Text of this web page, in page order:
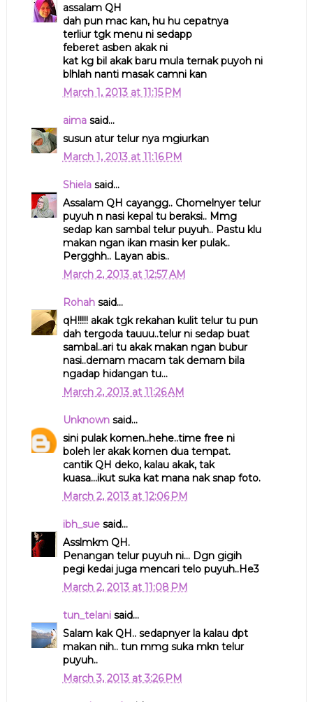
assalam QH
dah pun mac kan, hu hu cepatnya
terliur tgk menu ni sedapp
feberet asben akak ni
kat kg bil akak baru mula ternak puyoh ni
blhlah nanti masak camni kan
March 1, 2013 at 11:15 PM
aimasaid...
susun atur telur nya mgiurkan
March 1, 2013 at 11:16 PM
Shielasaid...
Assalam QH cayangg.. Chomelnyer telur
puyuh n nasi kepal tu beraksi.. Mmg
sedap kan sambal telur puyuh.. Pastu klu
makan ngan ikan masin ker pulak..
Pergghh.. Layan abis..
March 2, 2013 at 12:57 AM
Rohahsaid...
qH!!!!! akak tgk rekahan kulit telur tu pun
dah tergoda tauuu..telur ni sedap buat
sambal..ari tu akak makan ngan bubur
nasi..demam macam tak demam bila
ngadap hidangan tu...
March 2, 2013 at 11:26 AM
Unknownsaid...
sini pulak komen..hehe..time free ni
boleh ler akak komen dua tempat.
cantik QH deko, kalau akak, tak
kuasa...ikut suka kat mana nak snap foto.
March 2, 2013 at 12:06 PM
ibh_suesaid...
Asslmkm QH.
Penangan telur puyuh ni... Dgn gigih
pegi kedai juga mencari telo puyuh..He3
March 2, 2013 at 11:08 PM
tun_telanisaid...
Salam kak QH.. sedapnyer la kalau dpt
makan nih.. tun mmg suka mkn telur
puyuh..
March 3, 2013 at 3:26 PM